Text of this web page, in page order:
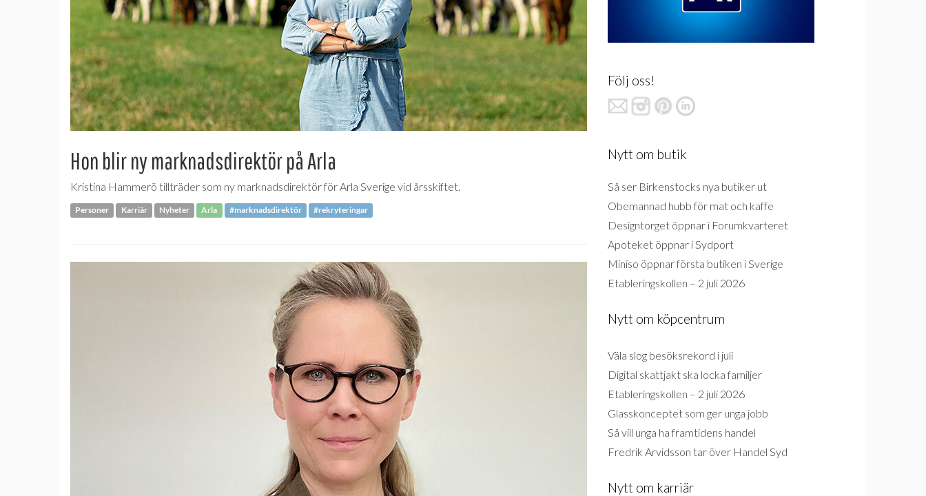
Hon blir ny marknadsdirektör på Arla
Kristina Hammerö tillträder som ny marknadsdirektör för Arla Sverige vid årsskiftet.
Personer Karriär Nyheter Arla #marknadsdirektör #rekryteringar
Följ oss!
Nytt om butik
Så ser Birkenstocks nya butiker ut
Obemannad hubb för mat och kaffe
Designtorget öppnar i Forumkvarteret
Apoteket öppnar i Sydport
Miniso öppnar första butiken i Sverige
Etableringskollen – 2 juli 2026
Nytt om köpcentrum
Väla slog besöksrekord i juli
Digital skattjakt ska locka familjer
Etableringskollen – 2 juli 2026
Glasskonceptet som ger unga jobb
Så vill unga ha framtidens handel
Fredrik Arvidsson tar över Handel Syd
Nytt om karriär